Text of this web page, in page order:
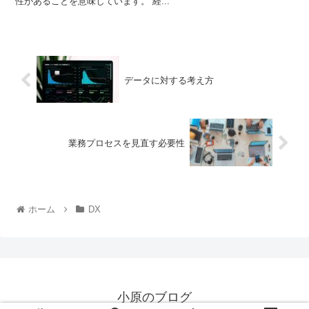
データに対する考え方
業務プロセスを見直す必要性
ホーム DX
小原のブログ